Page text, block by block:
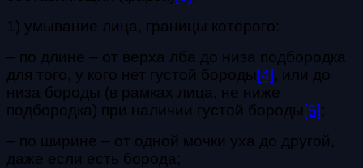
1) умывание лица, границы которого:
– по длине – от верха лба до низа подбородка
для того, у кого нет густой бороды[4], или до
низа бороды (в рамках лица, не ниже
подбородка) при наличии густой бороды[5];
– по ширине – от одной мочки уха до другой,
даже если есть борода;